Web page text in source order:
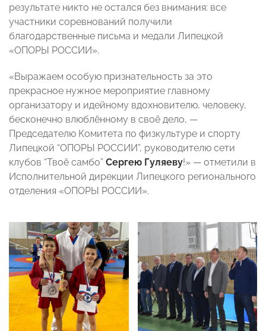
результате никто не остался без внимания: все
участники соревнований получили
благодарственные письма и медали Липецкой
«ОПОРЫ РОССИИ».
«Выражаем особую признательность за это
прекрасное нужное мероприятие главному
организатору и идейному вдохновителю, человеку,
бесконечно влюблённому в своё дело, —
Председателю Комитета по физкультуре и спорту
Липецкой “ОПОРЫ РОССИИ”, руководителю сети
клубов “Твоё самбо” Сергею Гуляеву!» — отметили в
Исполнительной дирекции Липецкого регионального
отделения «ОПОРЫ РОССИИ».